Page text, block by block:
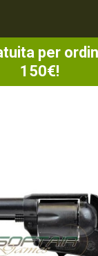
per
150€!